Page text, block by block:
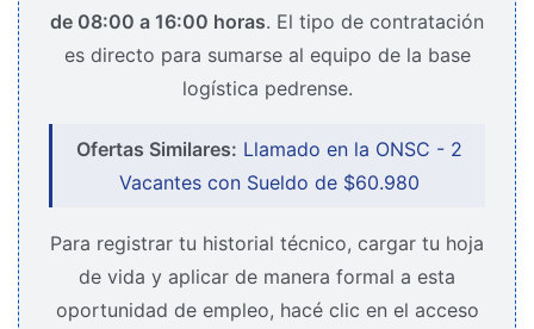
de 08:00 a 16:00 horas. El tipo de contratación
es directo para sumarse al equipo de la base
logística pedrense.
Ofertas Similares: Llamado en la ONSC - 2
Vacantes con Sueldo de $60.980
Para registrar tu historial técnico, cargar tu hoja
de vida y aplicar de manera formal a esta
oportunidad de empleo, hacé clic en el acceso